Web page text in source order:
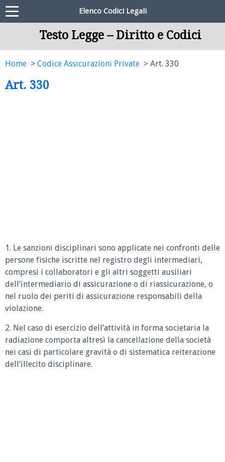
Elenco Codici Legali
Testo Legge – Diritto e Codici
Home Codice Assicurazioni Private Art. 330
Art. 330
1. Le sanzioni disciplinari sono applicate nei confronti delle
persone fisiche iscritte nel registro degli intermediari,
compresi i collaboratori e gli altri soggetti ausiliari
dell’intermediario di assicurazione o di riassicurazione, o
nel ruolo dei periti di assicurazione responsabili della
violazione.
2. Nel caso di esercizio dell’attività in forma societaria la
radiazione comporta altresì la cancellazione della società
nei casi di particolare gravità o di sistematica reiterazione
dell’illecito disciplinare.